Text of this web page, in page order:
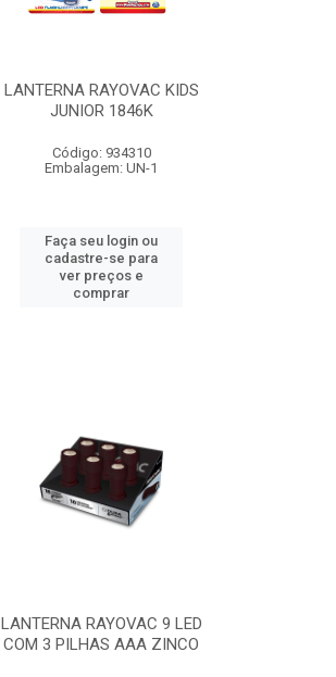
LANTERNA RAYOVAC KIDS
JUNIOR 1846K
Código: 934310
Embalagem: UN-1
Faça seu login ou
cadastre-se para
ver preços e
comprar
LANTERNA RAYOVAC 9 LED
COM 3 PILHAS AAA ZINCO